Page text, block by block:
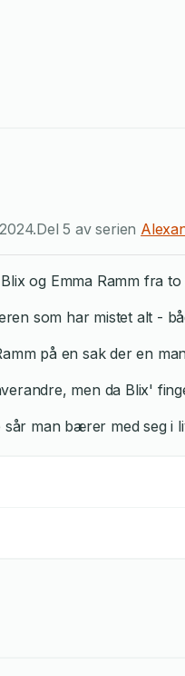
2024.Del 5 av serien
og Emma Ramm fra
som har mistet alt -
på en sak der en
men da Blix'
man bærer med seg i